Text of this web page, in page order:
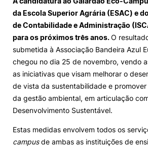
Ofertas de Emprego e
Loja da Agrária
Mudança de Par Instituição/
da Escola Superior Agrária (ESAC) e
de Contabilidade e Administração
para os próximos três anos.O
submetida à Associação Bandeira Azul
chegou no dia 25 de novembro, vendo
as iniciativas que visam melhorar o
de vista da sustentabilidade e promover
da gestão ambiental, em articulação
Desenvolvimento Sustentável.
Estas medidas envolvem todos os
campusde ambas as instituições de